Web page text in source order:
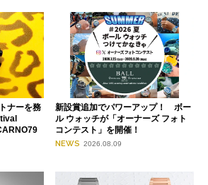
ナーを務
新設賞追加でパワーアップ！ ボー
ル ウォッチが「オーナーズ フォト
コンテスト」を開催！
NEWS 2026.08.09